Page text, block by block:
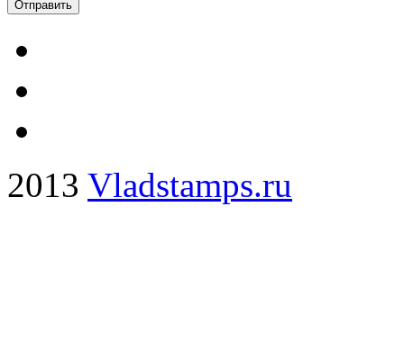
2013 Vladstamps.ru